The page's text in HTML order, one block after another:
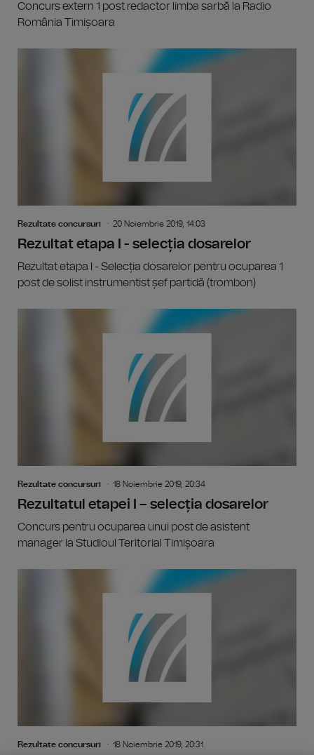
Concurs extern 1 post redactor limba sarbă la Radio
România Timișoara
Rezultate concursuri 20 Noiembrie 2019, 14:03
Rezultat etapa I - selecția dosarelor
Rezultat etapa I - Selecția dosarelor pentru ocuparea 1
post de solist instrumentist șef partidă (trombon)
Rezultate concursuri 18 Noiembrie 2019, 20:34
Rezultatul etapei I – selecția dosarelor
Concurs pentru ocuparea unui post de asistent
manager la Studioul Teritorial Timișoara
Rezultate concursuri 18 Noiembrie 2019, 20:31